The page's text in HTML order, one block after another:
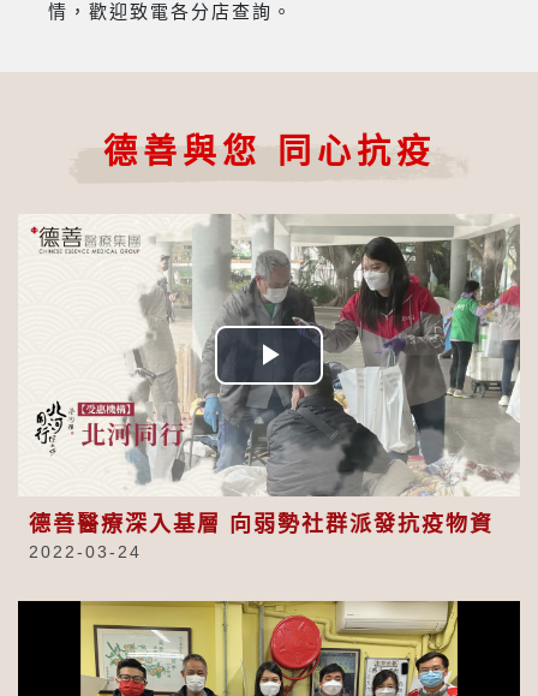
情，歡迎致電各分店查詢。
德善與您 同心抗疫
Play
Video
德善醫療深入基層 向弱勢社群派發抗疫物資
2022-03-24